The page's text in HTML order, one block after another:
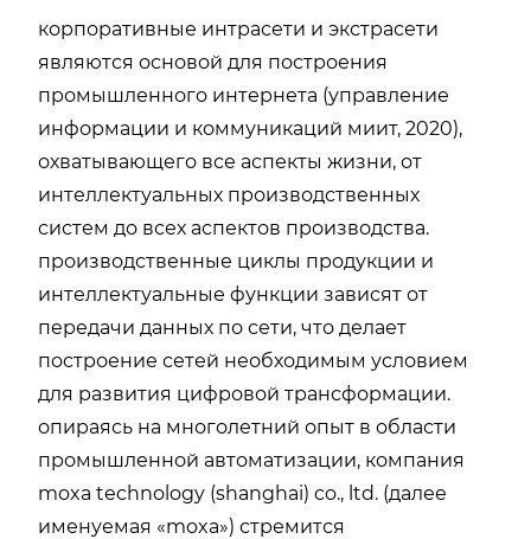
корпоративные интрасети и экстрасети
являются основой для построения
промышленного интернета (управление
информации и коммуникаций миит, 2020),
охватывающего все аспекты жизни, от
интеллектуальных производственных
систем до всех аспектов производства.
производственные циклы продукции и
интеллектуальные функции зависят от
передачи данных по сети, что делает
построение сетей необходимым условием
для развития цифровой трансформации.
опираясь на многолетний опыт в области
промышленной автоматизации, компания
moxa technology (shanghai) co., ltd. (далее
именуемая «moxa») стремится